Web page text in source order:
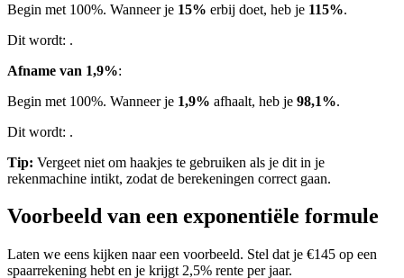
Begin met 100%. Wanneer je 15% erbij doet, heb je 115%.
Dit wordt: .
Afname van 1,9%:
Begin met 100%. Wanneer je 1,9% afhaalt, heb je 98,1%.
Dit wordt: .
Tip: Vergeet niet om haakjes te gebruiken als je dit in je
rekenmachine intikt, zodat de berekeningen correct gaan.
Voorbeeld van een exponentiële formule
Laten we eens kijken naar een voorbeeld. Stel dat je €145 op een
spaarrekening hebt en je krijgt 2,5% rente per jaar.